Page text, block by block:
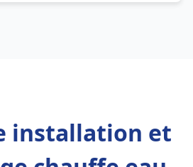
installation et